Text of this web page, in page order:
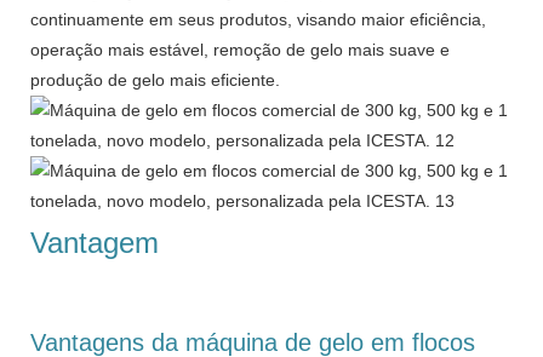
continuamente em seus produtos, visando maior eficiência,
operação mais estável, remoção de gelo mais suave e
produção de gelo mais eficiente.
Vantagem
Vantagens da máquina de gelo em flocos